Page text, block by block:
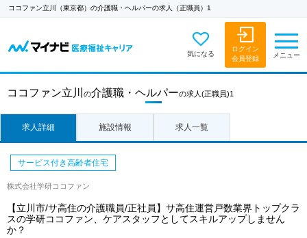
ココファン立川（東京都）の介護職・ヘルパーの求人（正職員）1
気になる
ログイン
会員登録
メニュー
ココファン立川 の介護職・ヘルパーの求人 (正職員)1
求人詳細 施設情報 求人一覧
サービス付き高齢者住宅
株式会社学研ココファン
【立川市/サ高住の介護職員/正社員】サ高住運営戸数業界トップクラ
スの学研ココファン、ケアスタッフとしてスキルアップしません
か？